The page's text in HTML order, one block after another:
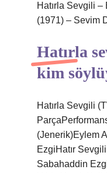
Hatırla Sevgili
(1971) – Sevim
Hatırla
kim
Hatırla Sevgili
(Jenerik)Eylem
EzgiHatır
Sabahaddin